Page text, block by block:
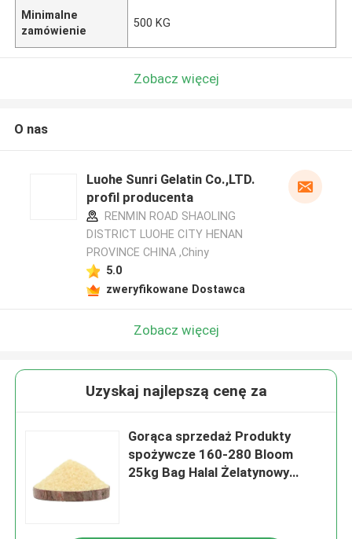
Minimalne
zamówienie
500 KG
Zobacz więcej
O nas
Luohe Sunri Gelatin Co.,LTD.
profil producenta
RENMIN ROAD SHAOLING
DISTRICT LUOHE CITY HENAN
PROVINCE CHINA ,Chiny
5.0
zweryfikowane Dostawca
Zobacz więcej
Uzyskaj najlepszą cenę za
Gorąca sprzedaż Produkty
spożywcze 160-280 Bloom
25kg Bag Halal Żelatynowy